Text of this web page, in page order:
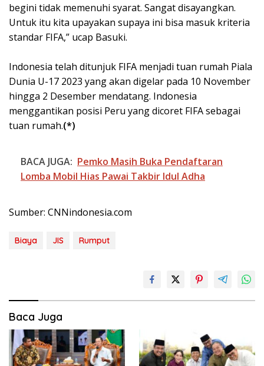
begini tidak memenuhi syarat. Sangat disayangkan.
Untuk itu kita upayakan supaya ini bisa masuk kriteria
standar FIFA,” ucap Basuki.
Indonesia telah ditunjuk FIFA menjadi tuan rumah Piala
Dunia U-17 2023 yang akan digelar pada 10 November
hingga 2 Desember mendatang. Indonesia
menggantikan posisi Peru yang dicoret FIFA sebagai
tuan rumah.(*)
BACA JUGA: Pemko Masih Buka Pendaftaran
Lomba Mobil Hias Pawai Takbir Idul Adha
Sumber: CNNindonesia.com
Biaya JIS Rumput
Baca Juga